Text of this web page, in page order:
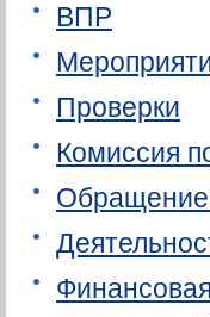
ВПР
Проверки
Комиссия
Обращение